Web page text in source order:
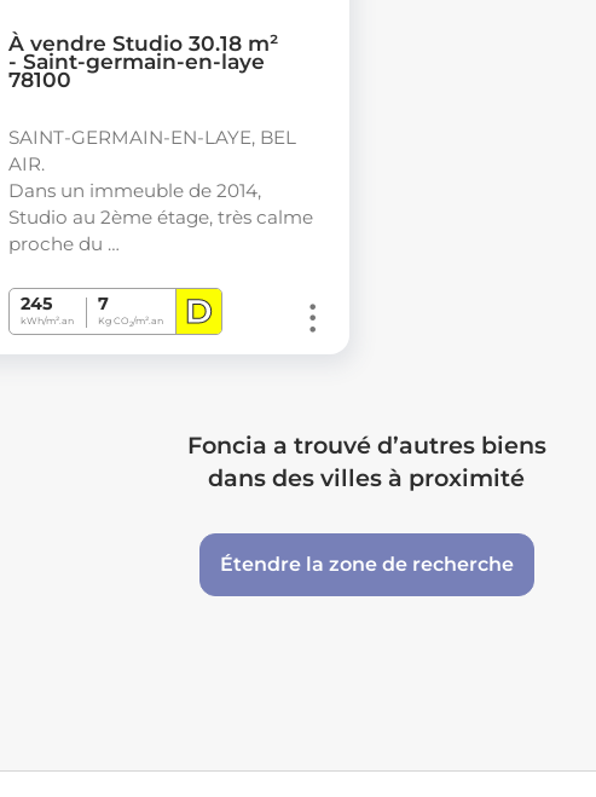
À vendre Studio 30.18 m²
- Saint-germain-en-laye
78100
SAINT-GERMAIN-EN-LAYE, BEL
AIR.
Dans un immeuble de 2014,
Studio au 2ème étage, très calme
proche du …
245
kWh/m².an
7
Kg CO2/m².an D
Foncia a trouvé d’autres biens
dans des villes à proximité
Étendre la zone de recherche